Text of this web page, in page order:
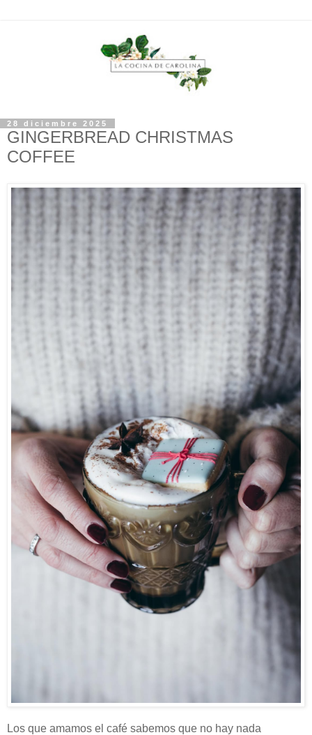
28 diciembre 2025
GINGERBREAD CHRISTMAS
COFFEE
Los que amamos el café sabemos que no hay nada